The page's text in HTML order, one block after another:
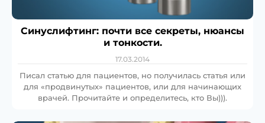
Синуслифтинг: почти все секреты, нюансы
и тонкости.
17.03.2014
Писал статью для пациентов, но получилась статья или
для «продвинутых» пациентов, или для начинающих
врачей. Прочитайте и определитесь, кто Вы))).